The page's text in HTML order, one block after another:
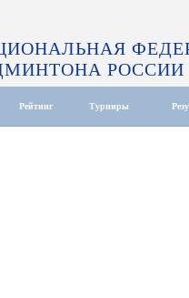
РОССИИ
Рейтинг Турниры